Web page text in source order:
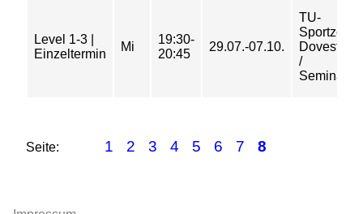
Level 1-3 |
Einzeltermin
Mi
19:30-
20:45
29.07.-07.10.
TU-
/
Seite: 1 2 3 4 5 6 7 8